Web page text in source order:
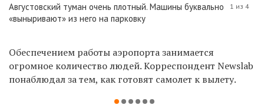
Августовский туман очень плотный. Машины буквально
«выныривают» из него на парковку
1 из 4
Обеспечением работы аэропорта занимается
огромное количество людей. Корреспондент Newslab
понаблюдал за тем, как готовят самолет к вылету.